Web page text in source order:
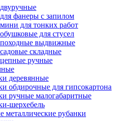
фанеры с запилом
для тонких работ
для стусел
выдвижные
складные
ручные
деревянные
обдирочные для гипсокартона
ручные малогабаритные
шерхебель
металлические рубанки